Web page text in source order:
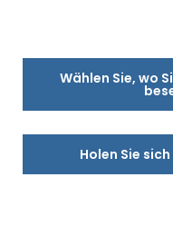
Wählen Sie, wo
Holen Sie